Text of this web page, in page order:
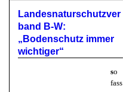
Landesnaturschutzver
band B-W:
„Bodenschutz immer
wichtiger“
so
fass